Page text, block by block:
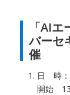
「AI
バーセ
催
日 時：
開始